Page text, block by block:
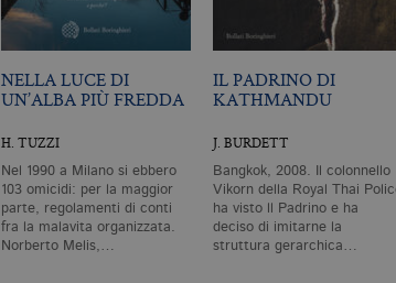
NELLA LUCE DI
UN’ALBA PIÙ FREDDA
H. TUZZI
Nel 1990 a Milano si ebbero
103 omicidi: per la maggior
parte, regolamenti di conti
fra la malavita organizzata.
Norberto Melis,…
IL PADRINO DI
KATHMANDU
J. BURDETT
Bangkok, 2008. Il colonnello
Vikorn della Royal Thai
ha visto ll Padrino e ha
deciso di imitarne la
struttura gerarchica…